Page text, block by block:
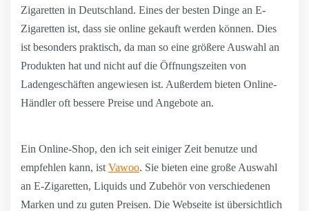
Zigaretten in Deutschland. Eines der besten Dinge an E-
Zigaretten ist, dass sie online gekauft werden können. Dies
ist besonders praktisch, da man so eine größere Auswahl an
Produkten hat und nicht auf die Öffnungszeiten von
Ladengeschäften angewiesen ist. Außerdem bieten Online-
Händler oft bessere Preise und Angebote an.
Ein Online-Shop, den ich seit einiger Zeit benutze und
empfehlen kann, ist Vawoo. Sie bieten eine große Auswahl
an E-Zigaretten, Liquids und Zubehör von verschiedenen
Marken und zu guten Preisen. Die Webseite ist übersichtlich